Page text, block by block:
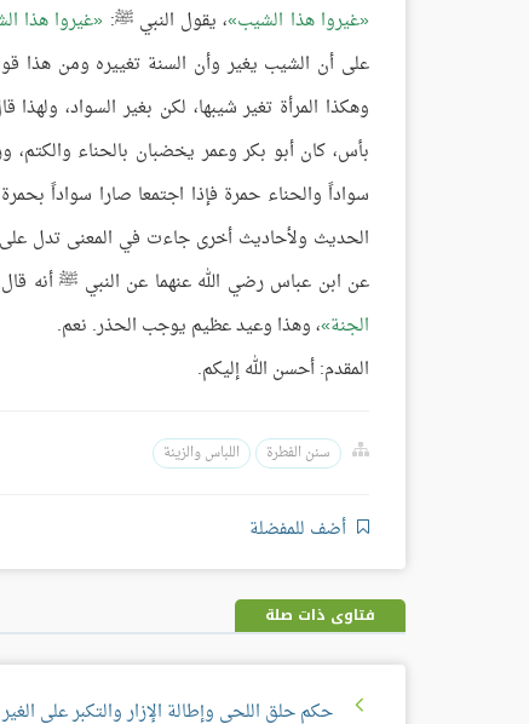
غيروا هذا الشيب ، يقول النبي ﷺ: غيروا هذا
على أن الشيب يغير وأن السنة تغييره ومن هذا
وهكذا المرأة تغير شيبها، لكن بغير السواد، ولهذا
بأس، كان أبو بكر وعمر يخضبان بالحناء
سواداً والحناء حمرة فإذا اجتمعا صارا سواداً
الحديث ولأحاديث أخرى جاءت في المعنى تدل على
عن ابن عباس رضي الله عنهما عن النبي ﷺ أنه
الجنة ، وهذا وعيد عظيم يوجب الحذر. نعم.
المقدم: أحسن الله إليكم.
سنن الفطرة اللباس والزينة
أضف للمفضلة
فتاوى ذات صلة
حكم حلق اللحى وإطالة الإزار والتكبر على الغير